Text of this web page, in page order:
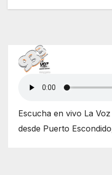
Escucha en vivo La
desde Puerto